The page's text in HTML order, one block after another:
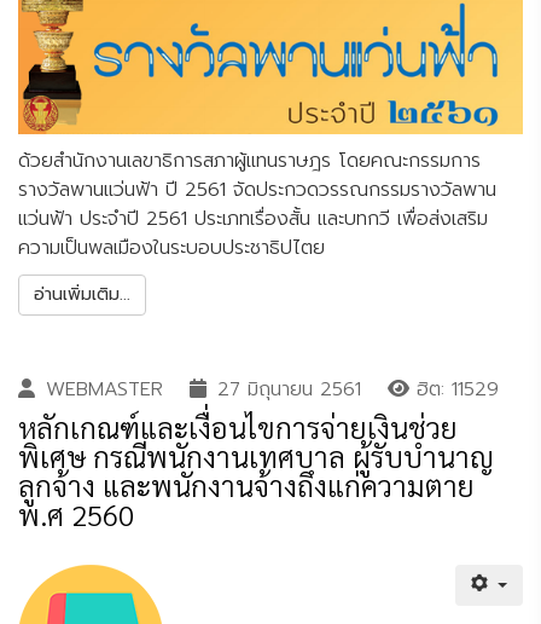
ด้วยสำนักงานเลขาธิการสภาผู้แทนราษฎร โดยคณะกรรมการ
รางวัลพานแว่นฟ้า ปี 2561 จัดประกวดวรรณกรรมรางวัลพาน
แว่นฟ้า ประจำปี 2561 ประเภทเรื่องสั้น และบทกวี เพื่อส่งเสริม
ความเป็นพลเมืองในระบอบประชาธิปไตย
อ่านเพิ่มเติม...
WEBMASTER 27 มิถุนายน 2561 ฮิต: 11529
หลักเกณฑ์และเงื่อนไขการจ่ายเงินช่วย
พิเศษ กรณีพนักงานเทศบาล ผู้รับบำนาญ
ลูกจ้าง และพนักงานจ้างถึงแก่ความตาย
พ.ศ 2560